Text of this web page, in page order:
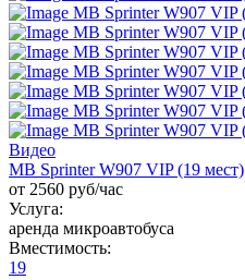
Видео
MB Sprinter W907 VIP (19 мест)
от 2560 руб/час
Услуга:
аренда микроавтобуса
Вместимость:
19